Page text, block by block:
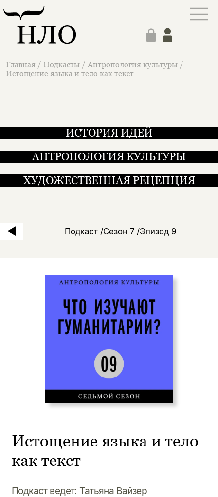
Главная / Подкасты / Антропология культуры /
Истощение языка и тело как текст
ИСТОРИЯ ИДЕЙ
АНТРОПОЛОГИЯ КУЛЬТУРЫ
ХУДОЖЕСТВЕННАЯ РЕЦЕПЦИЯ
Подкаст /Сезон 7 /Эпизод 9
Истощение языка и тело
как текст
Подкаст ведет: Татьяна Вайзер